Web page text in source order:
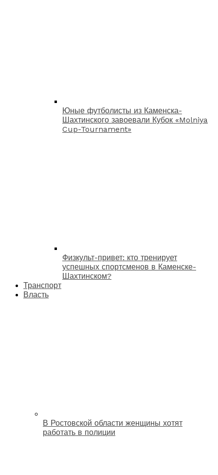
Юные футболисты из Каменска-
Шахтинского завоевали Кубок «Molniya
Cup-Tournament»
Физкульт-привет: кто тренирует
успешных спортсменов в Каменске-
Шахтинском?
Транспорт
Власть
В Ростовской области женщины хотят
работать в полиции